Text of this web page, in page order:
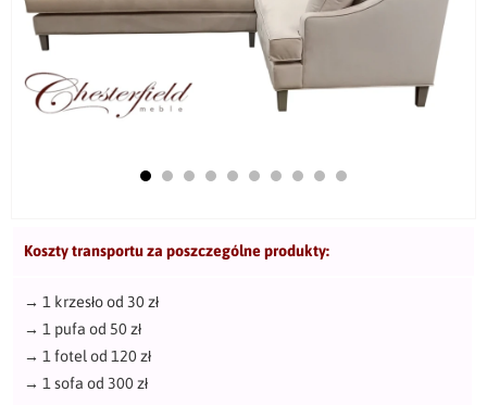
Koszty transportu za poszczególne produkty:
→ 1 krzesło od 30 zł
→ 1 pufa od 50 zł
→ 1 fotel od 120 zł
→ 1 sofa od 300 zł